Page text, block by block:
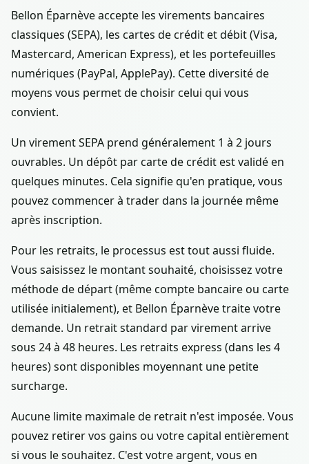
Bellon Éparnève accepte les virements bancaires
classiques (SEPA), les cartes de crédit et débit (Visa,
Mastercard, American Express), et les portefeuilles
numériques (PayPal, ApplePay). Cette diversité de
moyens vous permet de choisir celui qui vous
convient.
Un virement SEPA prend généralement 1 à 2 jours
ouvrables. Un dépôt par carte de crédit est validé en
quelques minutes. Cela signifie qu'en pratique, vous
pouvez commencer à trader dans la journée même
après inscription.
Pour les retraits, le processus est tout aussi fluide.
Vous saisissez le montant souhaité, choisissez votre
méthode de départ (même compte bancaire ou carte
utilisée initialement), et Bellon Éparnève traite votre
demande. Un retrait standard par virement arrive
sous 24 à 48 heures. Les retraits express (dans les 4
heures) sont disponibles moyennant une petite
surcharge.
Aucune limite maximale de retrait n'est imposée. Vous
pouvez retirer vos gains ou votre capital entièrement
si vous le souhaitez. C'est votre argent, vous en